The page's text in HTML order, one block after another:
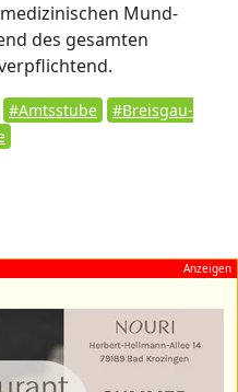
Mund-
des gesamten
#Amtsstube
#Breisgau-
Anzeigen